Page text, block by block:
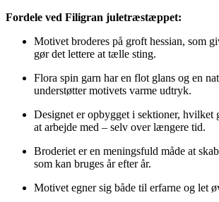
Fordele ved Filigran juletræstæppet:
Motivet broderes på groft hessian, som
gør det lettere at tælle sting.
Flora spin garn har en flot glans og en
understøtter motivets varme udtryk.
Designet er opbygget i sektioner, hvilket
at arbejde med – selv over længere tid.
Broderiet er en meningsfuld måde at
som kan bruges år efter år.
Motivet egner sig både til erfarne og let